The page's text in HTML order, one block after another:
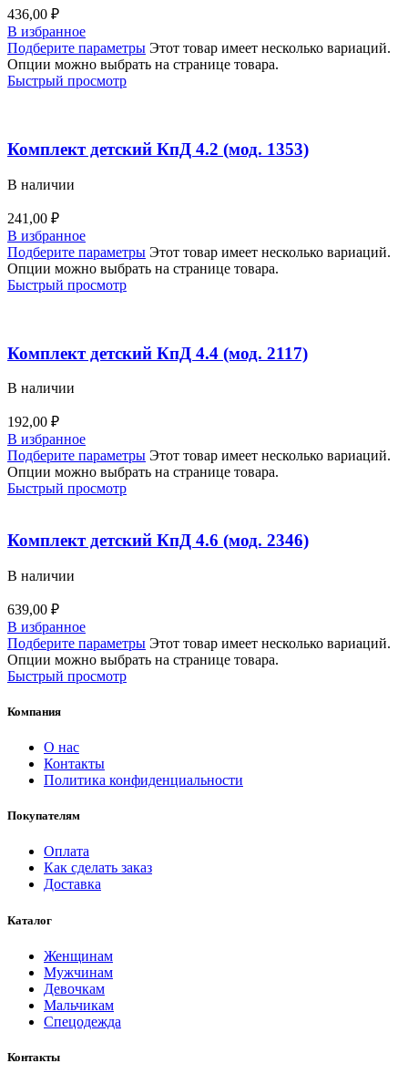
436,00 ₽
В избранное
Подберите параметры Этот товар имеет несколько вариаций.
Опции можно выбрать на странице товара.
Быстрый просмотр
Комплект детский КпД 4.2 (мод. 1353)
В наличии
241,00 ₽
В избранное
Подберите параметры Этот товар имеет несколько вариаций.
Опции можно выбрать на странице товара.
Быстрый просмотр
Комплект детский КпД 4.4 (мод. 2117)
В наличии
192,00 ₽
В избранное
Подберите параметры Этот товар имеет несколько вариаций.
Опции можно выбрать на странице товара.
Быстрый просмотр
Комплект детский КпД 4.6 (мод. 2346)
В наличии
639,00 ₽
В избранное
Подберите параметры Этот товар имеет несколько вариаций.
Опции можно выбрать на странице товара.
Быстрый просмотр
Компания
О нас
Контакты
Политика конфиденциальности
Покупателям
Оплата
Как сделать заказ
Доставка
Каталог
Женщинам
Мужчинам
Девочкам
Мальчикам
Спецодежда
Контакты